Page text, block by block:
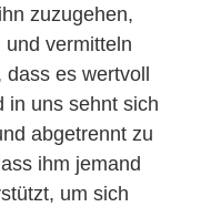
zuzugehen,
vermitteln
es wertvoll
in uns sehnt sich
abgetrennt zu
ihm jemand
um sich